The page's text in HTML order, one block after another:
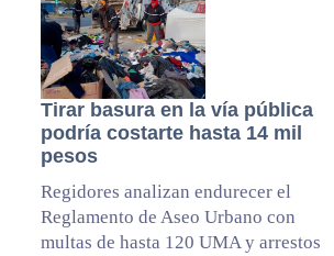
Tirar basura en la vía pública
podría costarte hasta 14 mil
pesos
Regidores analizan endurecer el
Reglamento de Aseo Urbano con
multas de hasta 120 UMA y arrestos